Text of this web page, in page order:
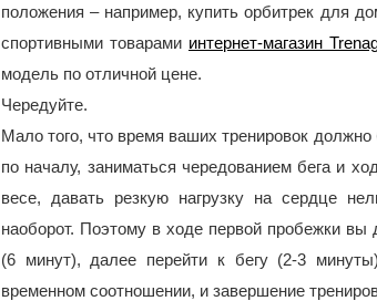
положения – например, купить орбитрек для
спортивными товарами интернет-магазин
модель по отличной цене.
Чередуйте.
Мало того, что время ваших тренировок
по началу, заниматься чередованием бега и
весе, давать резкую нагрузку на сердце
наоборот. Поэтому в ходе первой пробежки
(6 минут), далее перейти к бегу (2-3
временном соотношении, и завершение